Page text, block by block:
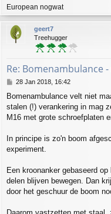
European nogwat
geert7
Treehugger
Re: Bomenambulance
P
s
t
28 Jan 2018, 16:42
Bomenambulance velt niet
stalen (!) verankering in mag
M16 met grote schroefplaten
In principe is zo'n boom
experiment.
Een kroonanker gebaseerd
delen blijven bewegen. Dan
door het geschuur de boom